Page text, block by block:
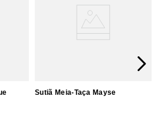
Sutiã Meia-Taça Mayse